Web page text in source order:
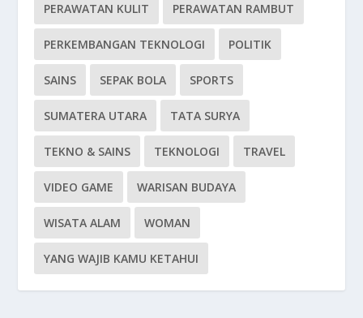
PERAWATAN KULIT PERAWATAN RAMBUT
PERKEMBANGAN TEKNOLOGI POLITIK
SAINS SEPAK BOLA SPORTS
SUMATERA UTARA TATA SURYA
TEKNO & SAINS TEKNOLOGI TRAVEL
VIDEO GAME WARISAN BUDAYA
WISATA ALAM WOMAN
YANG WAJIB KAMU KETAHUI